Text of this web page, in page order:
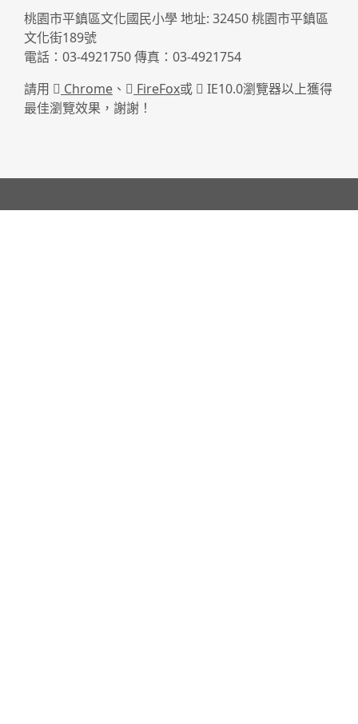
桃園市平鎮區文化國民小學 地址: 32450 桃園市平鎮區
文化街189號
電話：03-4921750 傳真：03-4921754
請用
Chrome 、 FireFox或
IE10.0瀏覽器以上獲得
最佳瀏覽效果，謝謝！